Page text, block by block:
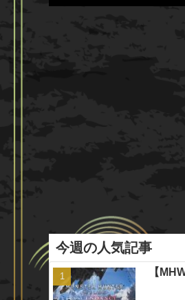
今週の人気記事
【